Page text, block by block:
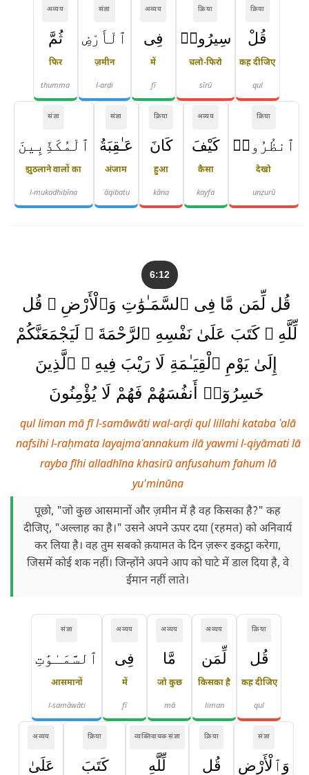
क्रिया
قُلْ
कह दीजिए
qul
क्रिया
سِيرُوا۟
चलो-फिरो
sīrū
अव्यय
فِى
में
fī
संज्ञा
ٱلْأَرْضِ
ज़मीन
l-arḍi
अव्यय
ثُمَّ
फिर
thumma
क्रिया
ٱنظُرُوا۟
देखो
unẓurū
अव्यय
كَيْفَ
कैसा
kayfa
क्रिया
كَانَ
हुआ
kāna
संज्ञा
عَـٰقِبَةُ
अंजाम
ʿāqibatu
संज्ञा
ٱلْمُكَذِّبِينَ
झुठलाने वालों का
l-mukadhibīna
6:12
قُل لِّمَن مَّا فِى ٱلسَّمَـٰوَٰتِ وَٱلْأَرْضِ ۖ قُل
لِّلَّهِ ۚ كَتَبَ عَلَىٰ نَفْسِهِ ٱلرَّحْمَةَ ۚ لَيَجْمَعَنَّكُمْ
إِلَىٰ يَوْمِ ٱلْقِيَـٰمَةِ لَا رَيْبَ فِيهِ ۚ ٱلَّذِينَ
خَسِرُوٓا۟ أَنفُسَهُمْ فَهُمْ لَا يُؤْمِنُونَ
qul liman mā fī l-samāwāti wal-arḍi qul lillahi kataba ʿalā
nafsihi l-raḥmata layajmaʿannakum ilā yawmi l-qiyāmati lā
rayba fīhi alladhīna khasirū anfusahum fahum lā
yu'minūna
पूछो, "जो कुछ आसमानों और ज़मीन में है वह किसका है?" कह
दीजिए, "अल्लाह का है।" उसने अपने ऊपर दया (रहमत) को अनिवार्य
कर लिया है। वह तुम सबको क़यामत के दिन ज़रूर इकट्ठा करेगा,
जिसमें कोई शक नहीं। जिन्होंने अपने आप को घाटे में डाल दिया है, वे
ईमान नहीं लाते।
क्रिया
قُل
कह दीजिए
qul
अव्यय
لِّمَن
किसका है
liman
अव्यय
مَّا
जो कुछ
mā
अव्यय
فِى
में
fī
संज्ञा
ٱلسَّمَـٰوَٰتِ
आसमानों
l-samāwāti
संज्ञा
وَٱلْأَرْضِ
क्रिया
قُل
व्यक्तिवाचक संज्ञा
لِّلَّهِ
क्रिया
كَتَبَ
अव्यय
عَلَىٰ